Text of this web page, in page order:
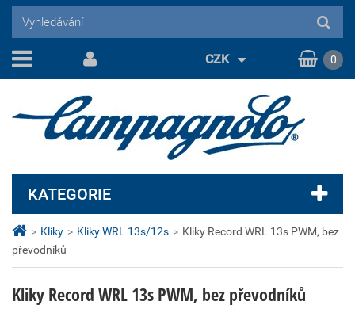
> Kliky > Kliky WRL 13s/12s > Kliky Record WRL 13s PWM, bez
převodníků
Kliky Record WRL 13s PWM, bez převodníků
KATEGORIE
CZK 0